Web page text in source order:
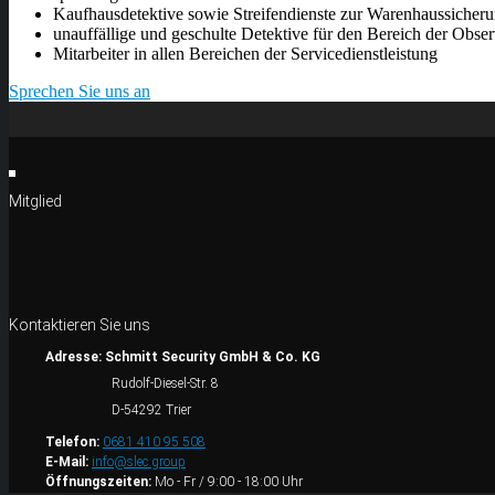
Kaufhausdetektive sowie Streifendienste zur
unauffällige und geschulte Detektive für den Bereich der
Mitarbeiter in allen Bereichen der Servicedienstleistung
Sprechen Sie uns an
Mitglied
Kontaktieren Sie uns
Adresse: Schmitt Security GmbH & Co. KG
Rudolf-Diesel-Str. 8
D-54292 Trier
Telefon: 0681 410 95 508
E-Mail: info@slec.group
Öffnungszeiten: Mo - Fr / 9:00 - 18:00 Uhr